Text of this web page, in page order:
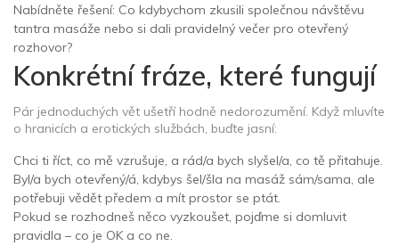
Nabídněte řešení: Co kdybychom zkusili společnou návštěvu
tantra masáže nebo si dali pravidelný večer pro otevřený
rozhovor?
Konkrétní fráze, které fungují
Pár jednoduchých vět ušetří hodně nedorozumění. Když mluvíte
o hranicích a erotických službách, buďte jasní:
Chci ti říct, co mě vzrušuje, a rád/a bych slyšel/a, co tě přitahuje.
Byl/a bych otevřený/á, kdybys šel/šla na masáž sám/sama, ale
potřebuji vědět předem a mít prostor se ptát.
Pokud se rozhodneš něco vyzkoušet, pojďme si domluvit
pravidla – co je OK a co ne.